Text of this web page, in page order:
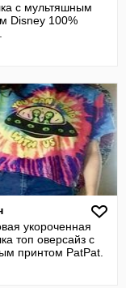
с мультяшным
Disney 100%
укороченная
топ оверсайз с
принтом PatPat.